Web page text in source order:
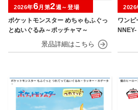
ポケットモンスター めちゃもふぐっ
とぬいぐるみ～ポッチャマ～
2026年6月第2週～登場
ワン
NNEY-
2026